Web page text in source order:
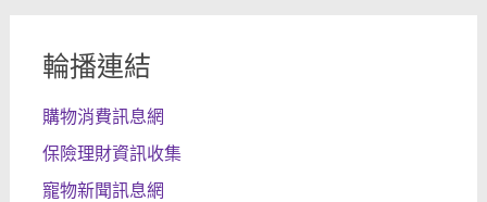
輪播連結
購物消費訊息網
保險理財資訊收集
寵物新聞訊息網